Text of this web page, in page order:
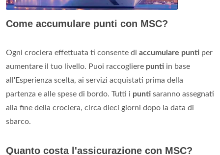
Come accumulare punti con MSC?
Ogni crociera effettuata ti consente di accumulare punti per
aumentare il tuo livello. Puoi raccogliere punti in base
all'Esperienza scelta, ai servizi acquistati prima della
partenza e alle spese di bordo. Tutti i punti saranno assegnati
alla fine della crociera, circa dieci giorni dopo la data di
sbarco.
Quanto costa l'assicurazione con MSC?